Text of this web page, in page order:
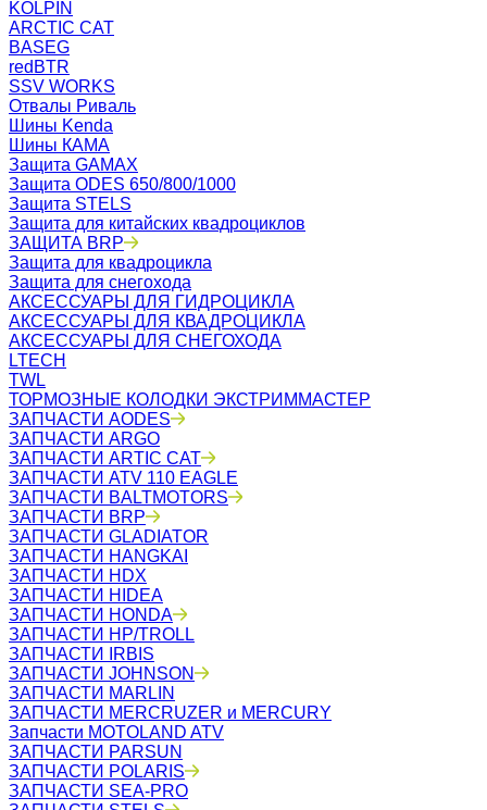
KOLPIN
ARCTIC CAT
BASEG
redBTR
SSV WORKS
Отвалы Риваль
Шины Kenda
Шины КАМА
Защита GAMAX
Защита ODES 650/800/1000
Защита STELS
Защита для китайских квадроциклов
ЗАЩИТА BRP
Защита для квадроцикла
Защита для снегохода
АКСЕССУАРЫ ДЛЯ ГИДРОЦИКЛА
АКСЕССУАРЫ ДЛЯ КВАДРОЦИКЛА
АКСЕССУАРЫ ДЛЯ СНЕГОХОДА
LTECH
TWL
ТОРМОЗНЫЕ КОЛОДКИ ЭКСТРИММАСТЕР
ЗАПЧАСТИ AODES
ЗАПЧАСТИ ARGO
ЗАПЧАСТИ ARTIC CAT
ЗАПЧАСТИ ATV 110 EAGLE
ЗАПЧАСТИ BALTMOTORS
ЗАПЧАСТИ BRP
ЗАПЧАСТИ GLADIATOR
ЗАПЧАСТИ HANGKAI
ЗАПЧАСТИ HDX
ЗАПЧАСТИ HIDEA
ЗАПЧАСТИ HONDA
ЗАПЧАСТИ HP/TROLL
ЗАПЧАСТИ IRBIS
ЗАПЧАСТИ JOHNSON
ЗАПЧАСТИ MARLIN
ЗАПЧАСТИ MERCRUZER и MERCURY
Запчасти MOTOLAND ATV
ЗАПЧАСТИ PARSUN
ЗАПЧАСТИ POLARIS
ЗАПЧАСТИ SEA-PRO